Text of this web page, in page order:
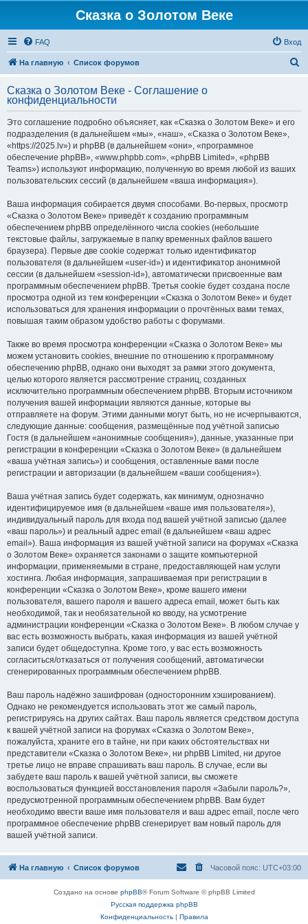
Сказка о Золотом Веке
FAQ Вход
На главную Список форумов
с
Сказка о Золотом Веке - Соглашение о
конфиденциальности
Это соглашение подробно объясняет, как «Сказка о Золотом Веке» и его
подразделения (в дальнейшем «мы», «наш», «Сказка о Золотом Веке»,
«https://2025.lv») и phpBB (в дальнейшем «они», «программное
обеспечение phpBB», «www.phpbb.com», «phpBB Limited», «phpBB
Teams») используют информацию, полученную во время любой из ваших
пользовательских сессий (в дальнейшем «ваша информация»).
Ваша информация собирается двумя способами. Во-первых, просмотр
«Сказка о Золотом Веке» приведёт к созданию программным
обеспечением phpBB определённого числа cookies (небольшие
текстовые файлы, загружаемые в папку временных файлов вашего
браузера). Первые две cookie содержат только идентификатор
пользователя (в дальнейшем «user-id») и идентификатор анонимной
сессии (в дальнейшем «session-id»), автоматически присвоенные вам
программным обеспечением phpBB. Третья cookie будет создана после
просмотра одной из тем конференции «Сказка о Золотом Веке» и будет
использоваться для хранения информации о прочтённых вами темах,
повышая таким образом удобство работы с форумами.
Также во время просмотра конференции «Сказка о Золотом Веке» мы
можем установить cookies, внешние по отношению к программному
обеспечению phpBB, однако они выходят за рамки этого документа,
целью которого является рассмотрение страниц, созданных
исключительно программным обеспечением phpBB. Вторым источником
получения вашей информации являются данные, которые вы
отправляете на форум. Этими данными могут быть, но не исчерпываются,
следующие данные: сообщения, размещённые под учётной записью
Гостя (в дальнейшем «анонимные сообщения»), данные, указанные при
регистрации в конференции «Сказка о Золотом Веке» (в дальнейшем
«ваша учётная запись») и сообщения, оставленные вами после
регистрации и авторизации (в дальнейшем «ваши сообщения»).
Ваша учётная запись будет содержать, как минимум, однозначно
идентифицируемое имя (в дальнейшем «ваше имя пользователя»),
индивидуальный пароль для входа под вашей учётной записью (далее
«ваш пароль») и реальный адрес email (в дальнейшем «ваш адрес
email»). Ваша информация из вашей учётной записи на форумах «Сказка
о Золотом Веке» охраняется законами о защите компьютерной
информации, применяемыми в стране, предоставляющей нам услуги
хостинга. Любая информация, запрашиваемая при регистрации в
конференции «Сказка о Золотом Веке», кроме вашего имени
пользователя, вашего пароля и вашего адреса email, может быть как
необходимой, так и необязательной ко вводу, на усмотрение
администрации конференции «Сказка о Золотом Веке». В любом случае у
вас есть возможность выбрать, какая информация из вашей учётной
записи будет общедоступна. Кроме того, у вас есть возможность
согласиться/отказаться от получения сообщений, автоматически
сгенерированных программным обеспечением phpBB.
Ваш пароль надёжно зашифрован (односторонним хэшированием).
Однако не рекомендуется использовать этот же самый пароль,
регистрируясь на других сайтах. Ваш пароль является средством доступа
к вашей учётной записи на форумах «Сказка о Золотом Веке»,
пожалуйста, храните его в тайне, ни при каких обстоятельствах ни
представители «Сказка о Золотом Веке», ни phpBB Limited, ни другое
третье лицо не вправе спрашивать ваш пароль. В случае, если вы
забудете ваш пароль к вашей учётной записи, вы сможете
воспользоваться функцией восстановления пароля «Забыли пароль?»,
предусмотренной программным обеспечением phpBB. Вам будет
необходимо ввести ваше имя пользователя и ваш адрес email, после чего
программное обеспечение phpBB сгенерирует вам новый пароль для
вашей учётной записи.
На главную Список форумов Часовой пояс: UTC+03:00
Создано на основе phpBB® Forum Software © phpBB Limited
Русская поддержка phpBB
Конфиденциальность| Правила